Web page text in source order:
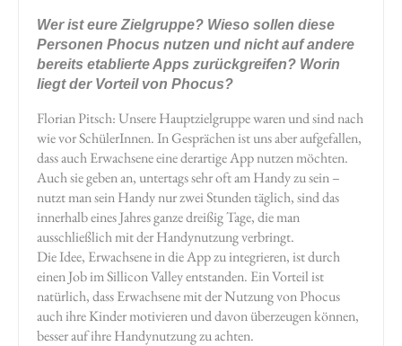
Wer ist eure Zielgruppe? Wieso sollen diese
Personen Phocus nutzen und nicht auf andere
bereits etablierte Apps zurückgreifen? Worin
liegt der Vorteil von Phocus?
Florian Pitsch: Unsere Hauptzielgruppe waren und sind nach
wie vor SchülerInnen. In Gesprächen ist uns aber aufgefallen,
dass auch Erwachsene eine derartige App nutzen möchten.
Auch sie geben an, untertags sehr oft am Handy zu sein –
nutzt man sein Handy nur zwei Stunden täglich, sind das
innerhalb eines Jahres ganze dreißig Tage, die man
ausschließlich mit der Handynutzung verbringt.
Die Idee, Erwachsene in die App zu integrieren, ist durch
einen Job im Sillicon Valley entstanden. Ein Vorteil ist
natürlich, dass Erwachsene mit der Nutzung von Phocus
auch ihre Kinder motivieren und davon überzeugen können,
besser auf ihre Handynutzung zu achten.